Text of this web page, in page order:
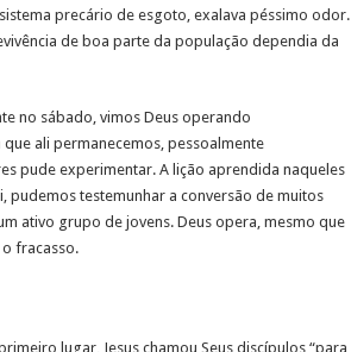
precário de esgoto, exalava péssimo odor.
de boa parte da população dependia da
no sábado, vimos Deus operando
ali permanecemos, pessoalmente
pude experimentar. A lição aprendida naqueles
testemunhar a conversão de muitos
ativo grupo de jovens. Deus opera, mesmo que
fracasso.
lugar, Jesus chamou Seus discípulos “para